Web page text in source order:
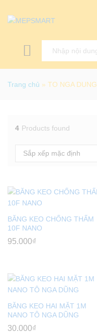
Trang chủ » TO NGA DUNG
4 Products found
Sắp xếp mặc định
BĂNG KEO CHỐNG THẤM
10F NANO
95.000₫
BĂNG KEO HAI MẶT 1M
NANO TÔ NGA DŨNG
30.000₫